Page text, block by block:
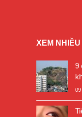
XEM NHIỀU
9